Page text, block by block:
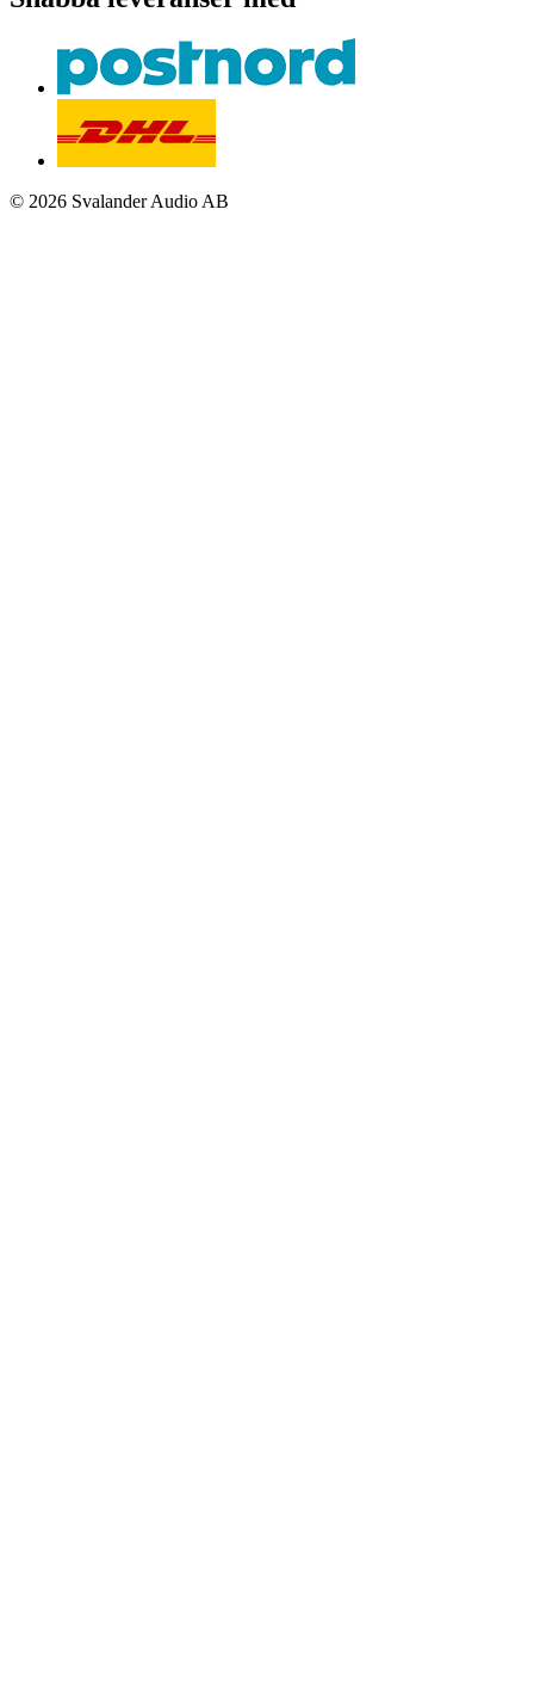
© 2026 Svalander Audio AB